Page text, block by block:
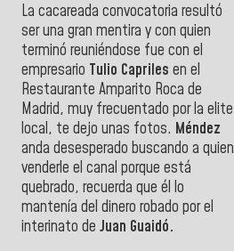
La cacareada convocatoria resultó
ser una gran mentira y con quien
terminó reuniéndose fue con el
empresario Tulio Capriles en el
Restaurante Amparito Roca de
Madrid, muy frecuentado por la elite
local, te dejo unas fotos. Méndez
anda desesperado buscando a quien
venderle el canal porque está
quebrado, recuerda que él lo
mantenía del dinero robado por el
interinato de Juan Guaidó.